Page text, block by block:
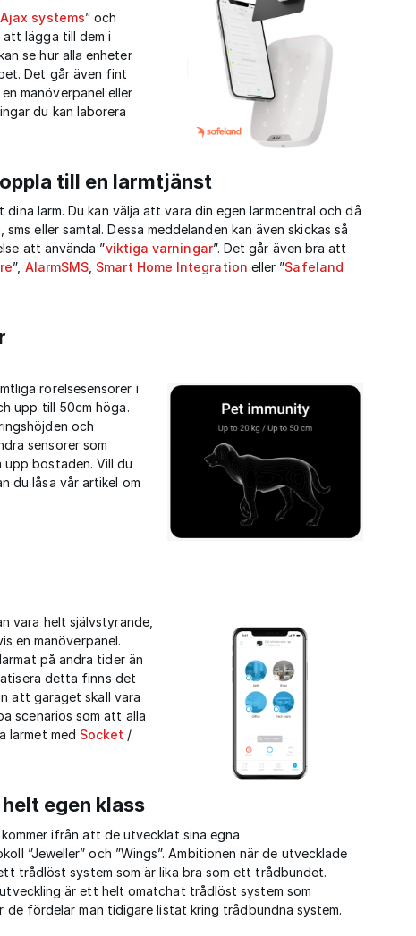
Ajax systems” och
lägga till dem i
se hur alla enheter
Det går även fint
manöverpanel eller
du kan laborera
till en larmtjänst
larm. Du kan välja att vara din egen larmcentral och då
eller samtal. Dessa meddelanden kan även skickas så
att använda ”viktiga varningar”. Det går även bra att
”, AlarmSMS Smart Home Integration eller ”Safeland
rörelsesensorer i
upp till 50cm höga.
och
sensorer som
bostaden. Vill du
du låsa vår artikel om
vara helt självstyrande,
en manöverpanel.
på andra tider än
detta finns det
att garaget skall vara
scenarios som att alla
larmet med Socket /
egen klass
ifrån att de utvecklat sina egna
”Jeweller” och ”Wings”. Ambitionen när de utvecklade
trådlöst system som är lika bra som ett trådbundet.
är ett helt omatchat trådlöst system som
de fördelar man tidigare listat kring trådbundna system.